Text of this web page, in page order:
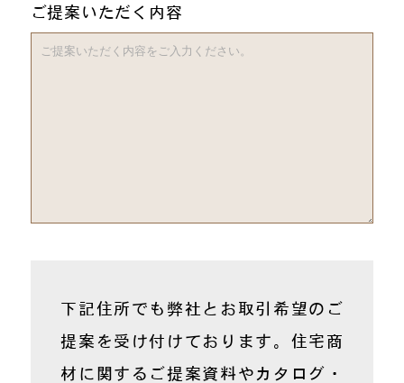
ご提案いただく内容
下記住所でも弊社とお取引希望のご
提案を受け付けております。住宅商
材に関するご提案資料やカタログ・